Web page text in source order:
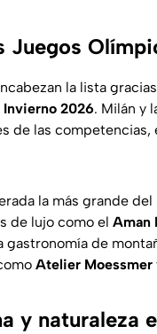
Juegos
la lista
2026. Milán y
de las
la más grande
de lujo como el Aman
de
Atelier Moessmer
y naturaleza